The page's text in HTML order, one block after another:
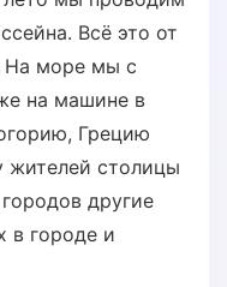
Всё это от
На море мы с
на машине в
Грецию
жителей столицы
другие
в городе и